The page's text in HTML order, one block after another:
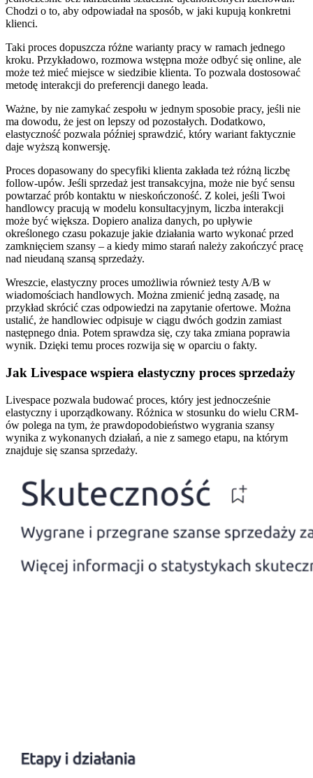
Chodzi o to, aby odpowiadał na sposób, w jaki kupują konkretni
klienci.
Taki proces dopuszcza różne warianty pracy w ramach jednego
kroku. Przykładowo, rozmowa wstępna może odbyć się online, ale
może też mieć miejsce w siedzibie klienta. To pozwala dostosować
metodę interakcji do preferencji danego leada.
Ważne, by nie zamykać zespołu w jednym sposobie pracy, jeśli nie
ma dowodu, że jest on lepszy od pozostałych. Dodatkowo,
elastyczność pozwala później sprawdzić, który wariant faktycznie
daje wyższą konwersję.
Proces dopasowany do specyfiki klienta zakłada też różną liczbę
follow-upów. Jeśli sprzedaż jest transakcyjna, może nie być sensu
powtarzać prób kontaktu w nieskończoność. Z kolei, jeśli Twoi
handlowcy pracują w modelu konsultacyjnym, liczba interakcji
może być większa. Dopiero analiza danych, po upływie
określonego czasu pokazuje jakie działania warto wykonać przed
zamknięciem szansy – a kiedy mimo starań należy zakończyć pracę
nad nieudaną szansą sprzedaży.
Wreszcie, elastyczny proces umożliwia również testy A/B w
wiadomościach handlowych. Można zmienić jedną zasadę, na
przykład skrócić czas odpowiedzi na zapytanie ofertowe. Można
ustalić, że handlowiec odpisuje w ciągu dwóch godzin zamiast
następnego dnia. Potem sprawdza się, czy taka zmiana poprawia
wynik. Dzięki temu proces rozwija się w oparciu o fakty.
Jak Livespace wspiera elastyczny proces sprzedaży
Livespace pozwala budować proces, który jest jednocześnie
elastyczny i uporządkowany. Różnica w stosunku do wielu CRM-
ów polega na tym, że prawdopodobieństwo wygrania szansy
wynika z wykonanych działań, a nie z samego etapu, na którym
znajduje się szansa sprzedaży.